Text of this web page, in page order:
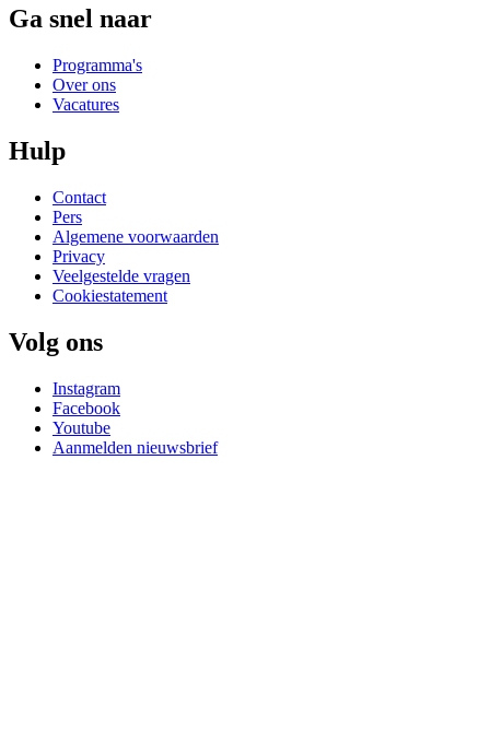
Ga snel naar
Programma's
Over ons
Vacatures
Hulp
Contact
Pers
Algemene voorwaarden
Privacy
Veelgestelde vragen
Cookiestatement
Volg ons
Instagram
Facebook
Youtube
Aanmelden nieuwsbrief